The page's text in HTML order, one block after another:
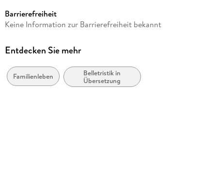
Autor/Autorin
Übersetzung
Verlag/Hersteller
Suhrkamp
Barrierefreiheit
Keine Information zur Barrierefreiheit bekannt
Entdecken Sie mehr
Familienleben
Belletristik in
Übersetzung